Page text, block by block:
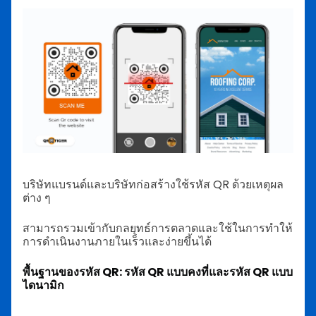
บริษัทแบรนด์และบริษัทก่อสร้างใช้รหัส QR ด้วยเหตุผล
ต่าง ๆ
สามารถรวมเข้ากับกลยุทธ์การตลาดและใช้ในการทำให้
การดำเนินงานภายในเร็วและง่ายขึ้นได้
พื้นฐานของรหัส QR: รหัส QR แบบคงที่และรหัส QR แบบ
ไดนามิก